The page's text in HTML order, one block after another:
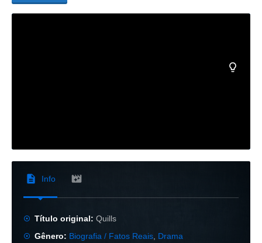
Info
Título original:Quills
Gênero: Biografia / Fatos Reais Drama